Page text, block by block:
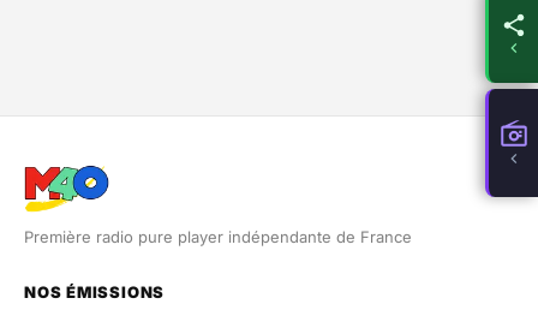
Première radio pure player indépendante de France
NOS ÉMISSIONS